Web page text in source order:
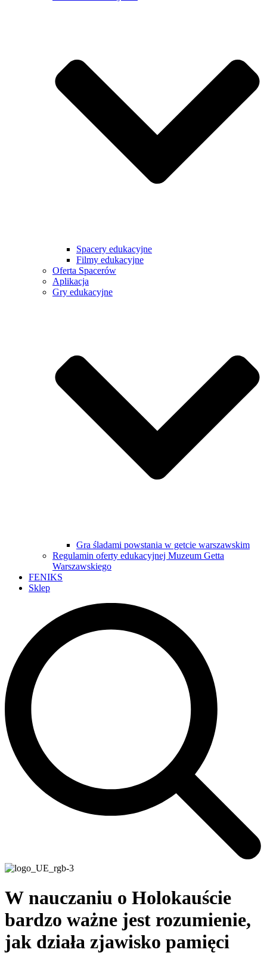
Spacery edukacyjne
Filmy edukacyjne
Oferta Spacerów
Aplikacja
Gry edukacyjne
Gra śladami powstania w getcie warszawskim
Regulamin oferty edukacyjnej Muzeum Getta
Warszawskiego
FENIKS
Sklep
W nauczaniu o Holokauście
bardzo ważne jest rozumienie,
jak działa zjawisko pamięci